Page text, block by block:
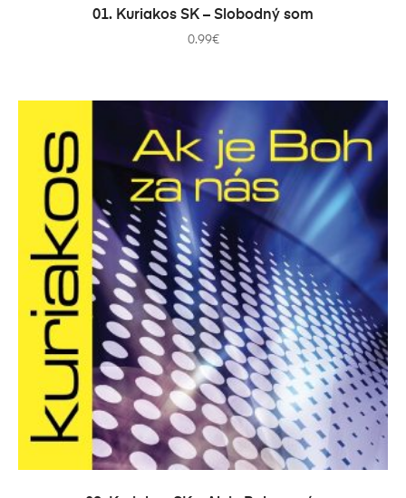
PRIDAŤ DO KOŠÍKA
01. Kuriakos SK – Slobodný som
0.99€